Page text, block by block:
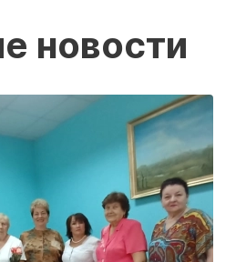
новости